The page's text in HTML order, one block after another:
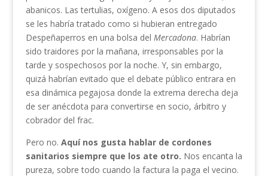
abanicos. Las tertulias, oxígeno. A esos dos diputados
se les habría tratado como si hubieran entregado
Despeñaperros en una bolsa del Mercadona. Habrían
sido traidores por la mañana, irresponsables por la
tarde y sospechosos por la noche. Y, sin embargo,
quizá habrían evitado que el debate público entrara en
esa dinámica pegajosa donde la extrema derecha deja
de ser anécdota para convertirse en socio, árbitro y
cobrador del frac.
Pero no. Aquí nos gusta hablar de cordones
sanitarios siempre que los ate otro. Nos encanta la
pureza, sobre todo cuando la factura la paga el vecino.